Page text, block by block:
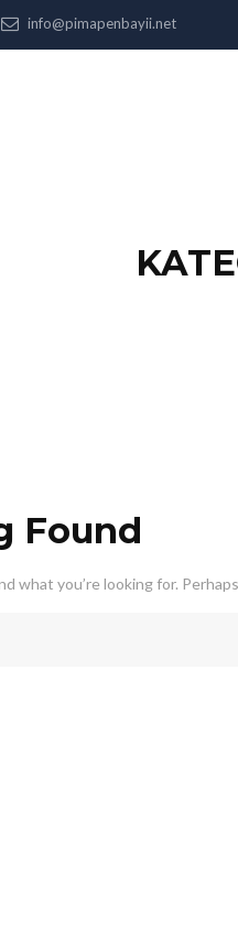
info@pimapenbayii.net
Found
what you’re looking for.